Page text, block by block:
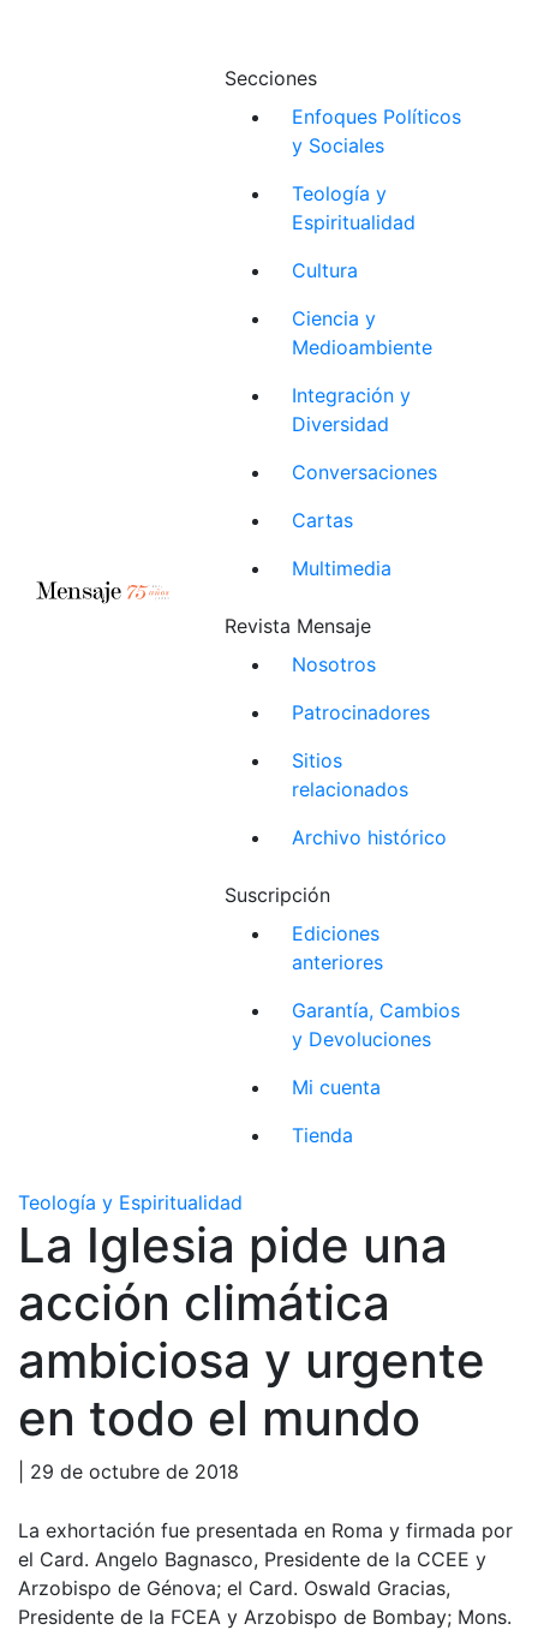
Secciones
Enfoques Políticos
y Sociales
Teología y
Espiritualidad
Cultura
Ciencia y
Medioambiente
Integración y
Diversidad
Conversaciones
Cartas
Multimedia
Revista Mensaje
Nosotros
Patrocinadores
Sitios
relacionados
Archivo histórico
Suscripción
Ediciones
anteriores
Garantía, Cambios
y Devoluciones
Mi cuenta
Tienda
Teología y Espiritualidad
La Iglesia pide una
acción climática
ambiciosa y urgente
en todo el mundo
| 29 de octubre de 2018
La exhortación fue presentada en Roma y firmada por
el Card. Angelo Bagnasco, Presidente de la CCEE y
Arzobispo de Génova; el Card. Oswald Gracias,
Presidente de la FCEA y Arzobispo de Bombay; Mons.